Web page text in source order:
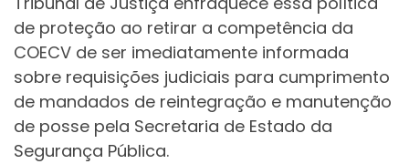
de proteção ao retirar a competência da
COECV de ser imediatamente informada
sobre requisições judiciais para cumprimento
de mandados de reintegração e manutenção
de posse pela Secretaria de Estado da
Segurança Pública.